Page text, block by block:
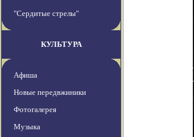
"Сердитые стрелы"
КУЛЬТУРА
Афиша
Новые передвжиники
Фотогалерея
Музыка